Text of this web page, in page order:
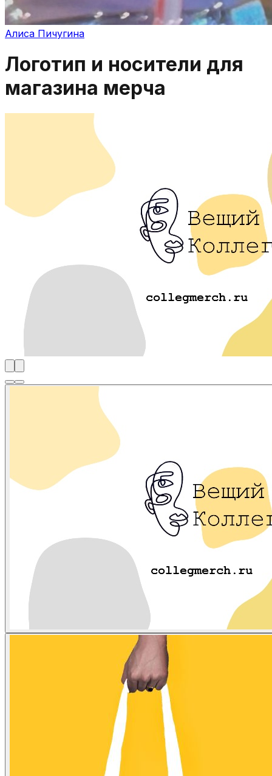
Алиса Пичугина
Логотип и носители для
магазина мерча